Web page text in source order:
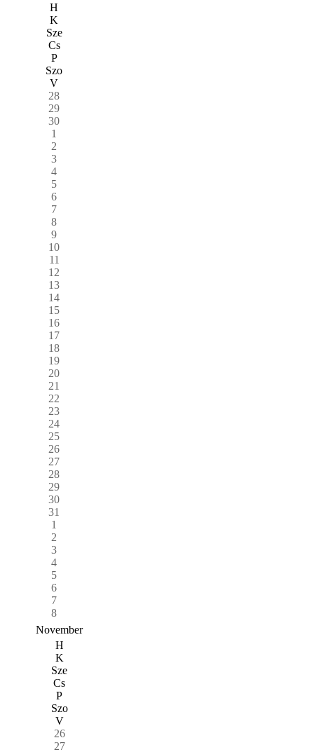
H
K
Sze
Cs
P
Szo
V
28
29
30
1
2
3
4
5
6
7
8
9
10
11
12
13
14
15
16
17
18
19
20
21
22
23
24
25
26
27
28
29
30
31
1
2
3
4
5
6
7
8
November
H
K
Sze
Cs
P
Szo
V
26
27